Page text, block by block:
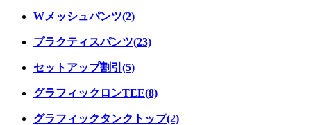
Wメッシュパンツ(2)
プラクティスパンツ(23)
セットアップ割引(5)
グラフィックロンTEE(8)
グラフィックタンクトップ(2)